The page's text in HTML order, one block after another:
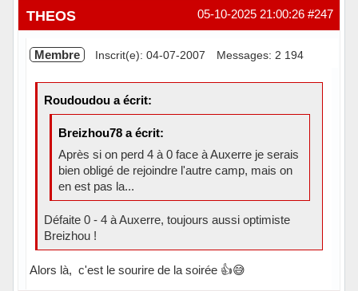
Hors ligne #247
05-10-2025 21:00:26
THEOS
Membre Inscrit(e): 04-07-2007 Messages: 2 194
Roudoudou a écrit:
Breizhou78 a écrit:
Après si on perd 4 à 0 face à Auxerre je serais
bien obligé de rejoindre l'autre camp, mais on
en est pas la...
Défaite 0 - 4 à Auxerre, toujours aussi optimiste
Breizhou !
Alors là, c'est le sourire de la soirée 👍😅